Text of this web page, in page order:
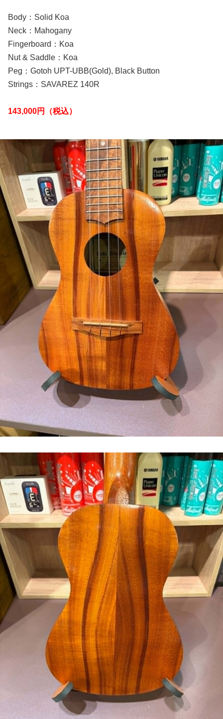
Body：Solid Koa
Neck：Mahogany
Fingerboard：Koa
Nut & Saddle：Koa
Peg：Gotoh UPT-UBB(Gold), Black Button
Strings：SAVAREZ 140R
143,000円（税込）